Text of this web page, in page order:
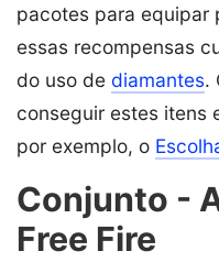
pacotes para equipar
essas recompensas
do uso de diamantes.
conseguir estes itens
por exemplo, o
Conjunto -
Free Fire